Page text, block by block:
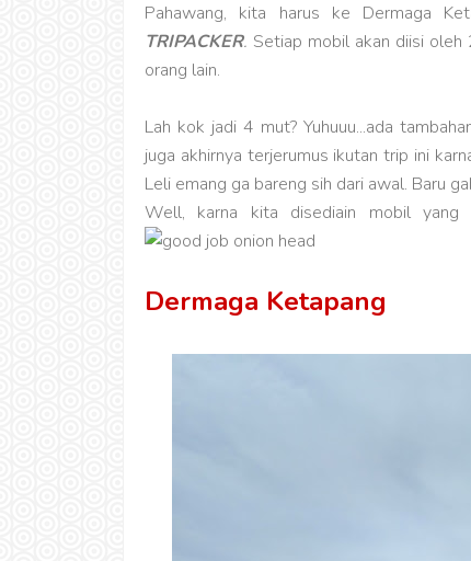
Pahawang, kita harus ke Dermaga
TRIPACKER. Setiap mobil akan diisi
orang lain.
Lah kok jadi 4 mut? Yuhuuu...ada
juga akhirnya terjerumus ikutan trip ini
Leli emang ga bareng sih dari awal. Baru
Well, karna kita disediain mobil
Dermaga Ketapang